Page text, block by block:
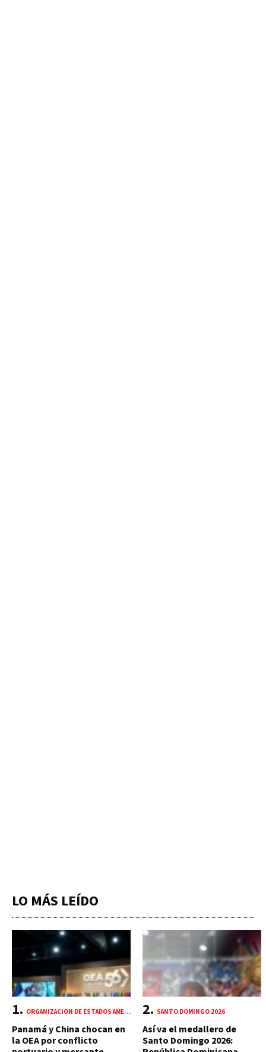
LO MÁS LEÍDO
ORGANIZACIÓN DE ESTADOS AMERICANOS (OEA)
Panamá y China chocan en
la OEA por conflicto
SANTO DOMINGO 2026
Así va el medallero de
Santo Domingo 2026: